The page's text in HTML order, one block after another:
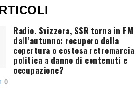
Radio. Svizzera, SSR torna in FM
dall’autunno: recupero della
copertura o costosa retromarcia
politica a danno di contenuti e
occupazione?
0